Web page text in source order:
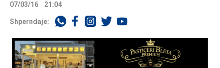
07/03/16 21:04
Shperndaje: